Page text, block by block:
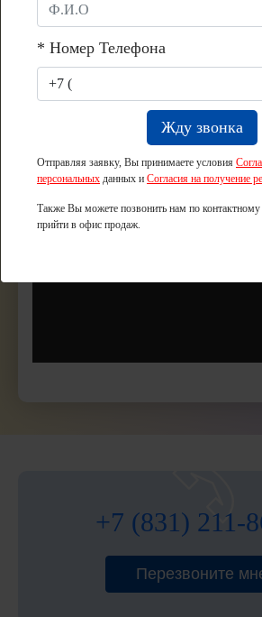
которые препятствуют проезду и
Что включают в себя права
решить проблему с
стоянкой на территории дома —
+7 (831) 211-
Перезвоните
* Номер Телефона
Отправляя заявку, Вы принимаете условия
персональных данных и Согласия на получение
Также Вы можете позвонить нам по
прийти в офис продаж.